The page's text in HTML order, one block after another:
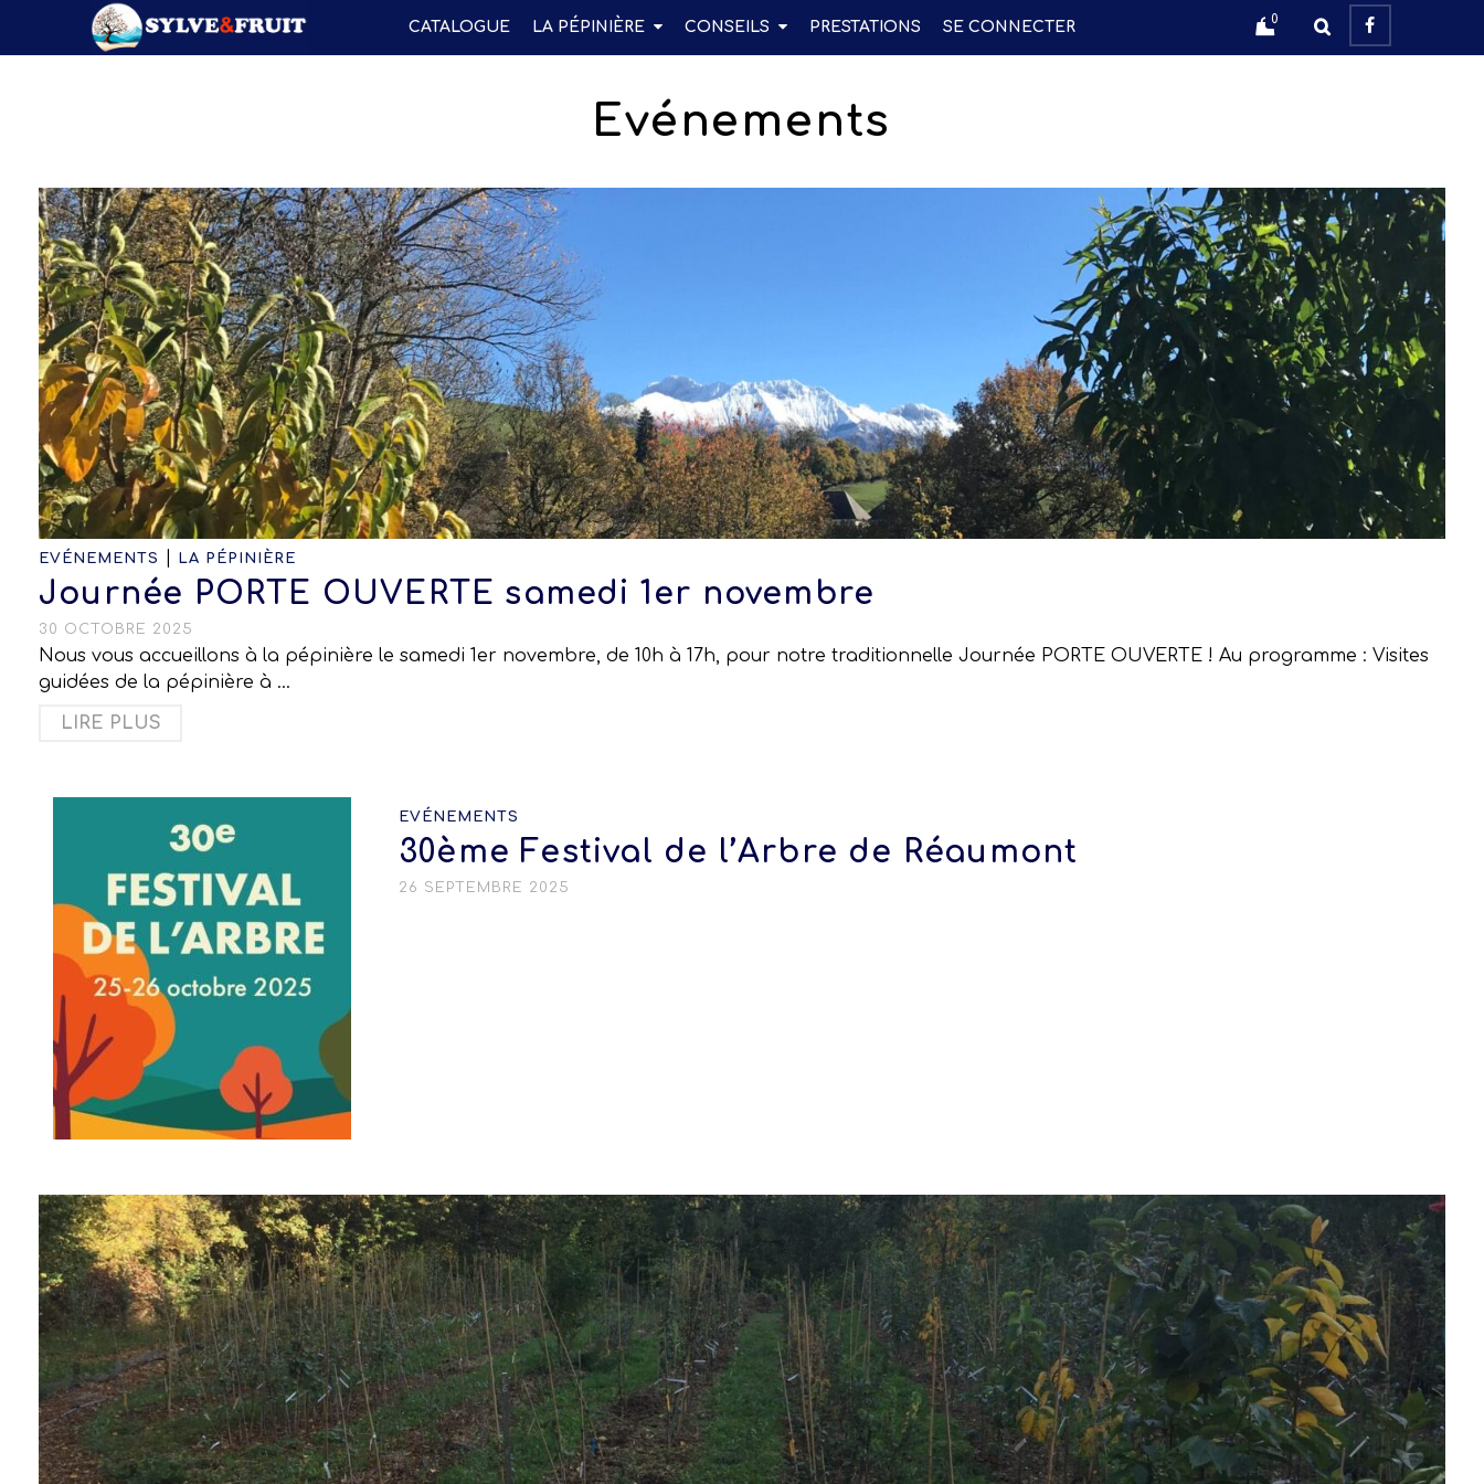
CATALOGUE LA PÉPINIÈRE CONSEILS PRESTATIONS SE CONNECTER 0
Evénements
EVÉNEMENTS LA PÉPINIÈRE
Journée PORTE OUVERTE samedi 1er novembre
30 OCTOBRE 2025
Nous vous accueillons à la pépinière le samedi 1er novembre, de 10h à 17h, pour notre traditionnelle Journée PORTE OUVERTE ! Au programme : Visites
guidées de la pépinière à …
LIRE PLUS
EVÉNEMENTS
30ème Festival de l’Arbre de Réaumont
26 SEPTEMBRE 2025